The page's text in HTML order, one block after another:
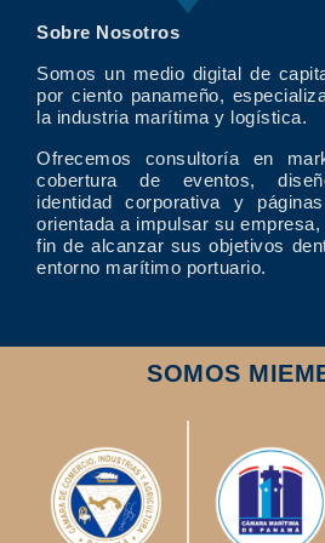
Sobre Nosotros
Somos un medio digital de
por ciento panameño,
la industria marítima y logística.
Ofrecemos consultoría en
cobertura de eventos,
identidad corporativa y
orientada a impulsar su empresa,
fin de alcanzar sus objetivos
entorno marítimo portuario.
SOMOS